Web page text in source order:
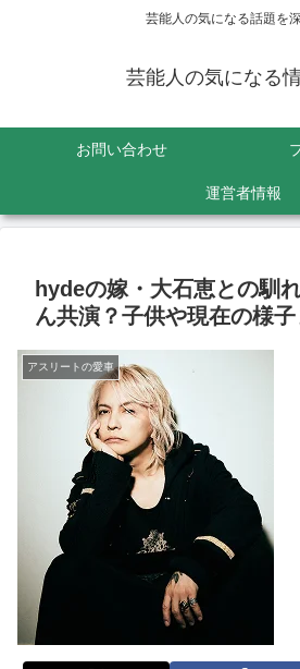
芸能人の気になる話題を
芸能人の気になる
お問い合わせ
運営者情報
hydeの嫁・大石恵との馴
ん共演？子供や現在の様
アスリートの愛車